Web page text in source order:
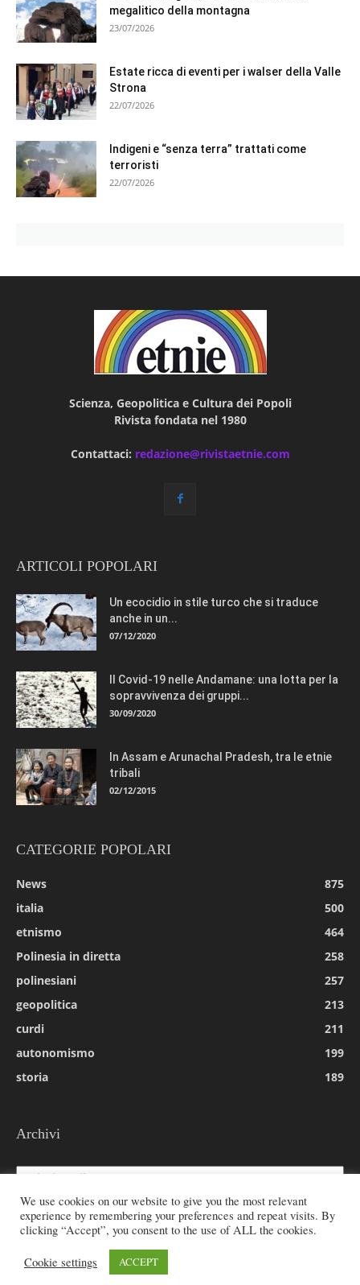
megalitico della montagna
23/07/2026
Estate ricca di eventi per i walser della Valle
Strona
22/07/2026
Indigeni e “senza terra” trattati come
terroristi
22/07/2026
Scienza, Geopolitica e Cultura dei Popoli
Rivista fondata nel 1980
Contattaci: redazione@rivistaetnie.com
ARTICOLI POPOLARI
Un ecocidio in stile turco che si traduce
anche in un...
07/12/2020
Il Covid-19 nelle Andamane: una lotta per la
sopravvivenza dei gruppi...
30/09/2020
In Assam e Arunachal Pradesh, tra le etnie
tribali
02/12/2015
CATEGORIE POPOLARI
News
875
italia
500
etnismo
464
Polinesia in diretta
258
polinesiani
257
geopolitica
213
curdi
211
autonomismo
199
storia
189
Archivi
Archivi
© 2026 All rights reserved - Etnie -
Email:redazione@rivistaetnie.com
We use cookies on our website to give you the most relevant
experience by remembering your preferences and repeat visits. By
clicking “Accept”, you consent to the use of ALL the cookies.
Cookie settings ACCEPT